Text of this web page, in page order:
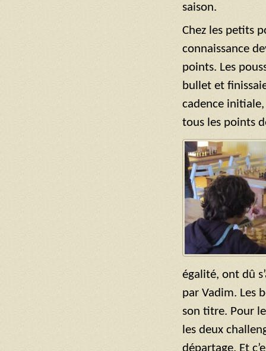
saison.
Chez les petits
connaissance
points. Les
bullet et
cadence
tous les points
égalité, ont dû
par Vadim. Les
son titre. Pour
les deux
départage. Et